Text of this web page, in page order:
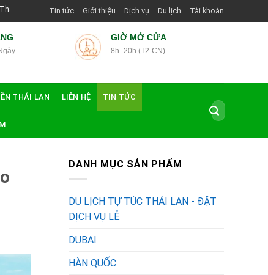
Dẫn Viên Shop | Với Giá Tốt Nhất
Tin tức Giới thiệu Dịch vụ Du lịch Tài khoản
GIỜ MỞ CỬA
8h -20h (T2-CN)
THÁI LAN LIÊN HỆ TIN TỨC
Tìm
kiếm:
DANH MỤC SẢN PHẨM
DU LỊCH TỰ TÚC THÁI LAN - ĐẶT
DỊCH VỤ LẺ
DUBAI
HÀN QUỐC